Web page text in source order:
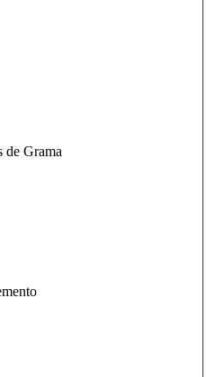
de Grama